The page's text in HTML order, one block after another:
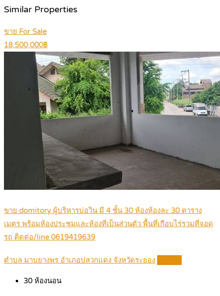
Similar Properties
ขาย For Sale
18,500,000฿
ขาย domitory ผู้บริหารบ่อวิน มี 4 ชั้น 30 ห้องห้องละ 30 ตาราง
เมตร พร้อมห้องประชุมและห้องที่เป็นส่วนตัว พื้นที่เกือบไร่รวมที่จอด
รถ ติดต่อ/line 0619419639
ตำบล มาบยางพร อำเภอปลวกแดง จังหวัดระยอง
30 ห้องนอน